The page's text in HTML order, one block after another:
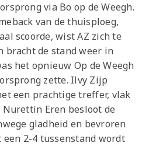
via Bo op de Weegh.
van de thuisploeg,
scoorde, wist AZ zich te
bracht de stand weer in
het opnieuw Op de Weegh
zette. Ilvy Zijp
een prachtige treffer, vlak
Eren besloot de
gladheid en bevroren
een 2-4 tussenstand wordt